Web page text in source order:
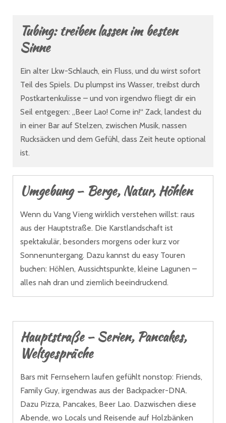
Tubing: treiben lassen im besten
Sinne
Ein alter Lkw-Schlauch, ein Fluss, und du wirst sofort
Teil des Spiels. Du plumpst ins Wasser, treibst durch
Postkartenkulisse – und von irgendwo fliegt dir ein
Seil entgegen: „Beer Lao! Come in!“ Zack, landest du
in einer Bar auf Stelzen, zwischen Musik, nassen
Rucksäcken und dem Gefühl, dass Zeit heute optional
ist.
Umgebung – Berge, Natur, Höhlen
Wenn du Vang Vieng wirklich verstehen willst: raus
aus der Hauptstraße. Die Karstlandschaft ist
spektakulär, besonders morgens oder kurz vor
Sonnenuntergang. Dazu kannst du easy Touren
buchen: Höhlen, Aussichtspunkte, kleine Lagunen –
alles nah dran und ziemlich beeindruckend.
Hauptstraße – Serien, Pancakes,
Weltgespräche
Bars mit Fernsehern laufen gefühlt nonstop: Friends,
Family Guy, irgendwas aus der Backpacker-DNA.
Dazu Pizza, Pancakes, Beer Lao. Dazwischen diese
Abende, wo Locals und Reisende auf Holzbänken